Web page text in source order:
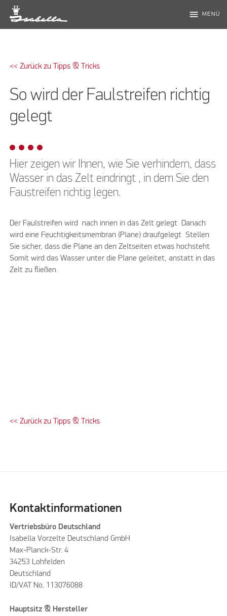
menu MENÜ
<< Zurück zu Tipps & Tricks
So wird der Faulstreifen richtig
gelegt
Hier zeigen wir Ihnen, wie Sie verhindern, dass
Wasser in das Zelt eindringt , in dem Sie den
Faustreifen richtig legen.
Der Faulstreifen wird nach innen in das Zelt gelegt Danach
wird eine Feuchtigkeitsmembran (Plane) draufgelegt Stellen
Sie sicher, dass die Plane an den Zeltseiten etwas hochsteht
Somit wird das Wasser unter die Plane geleitet, anstatt in das
Zelt zu fließen.
<< Zurück zu Tipps & Tricks
Kontaktinformationen
Vertriebsbüro Deutschland
Isabella Vorzelte Deutschland GmbH
Max-Planck-Str. 4
34253 Lohfelden
Deutschland
ID/VAT No. 113076088
Hauptsitz & Hersteller